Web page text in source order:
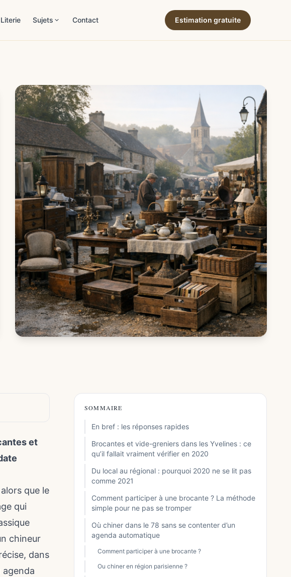
Literie Sujets
Mobilier
Démarches & succession
Maison & déco →
Lifestyle & art de vivre →
Contact Estimation gratuite
et
que le
qui
chineur
dans
agenda
SOMMAIRE
En bref : les réponses rapides
Brocantes et vide-greniers dans les Yvelines : ce
qu’il fallait vraiment vérifier en 2020
Du local au régional : pourquoi 2020 ne se lit pas
comme 2021
Comment participer à une brocante ? La méthode
simple pour ne pas se tromper
Où chiner dans le 78 sans se contenter d’un
agenda automatique
Comment participer à une brocante ?
Ou chiner en région parisienne ?